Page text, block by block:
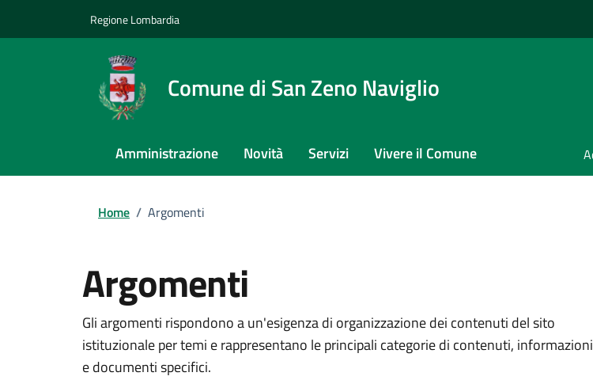
Regione Lombardia
Comune di San Zeno Naviglio
Amministrazione Novità Servizi Vivere il Comune
Home / Argomenti
Argomenti
Gli argomenti rispondono a un'esigenza di organizzazione dei contenuti del sito
istituzionale per temi e rappresentano le principali categorie di contenuti, informazioni
e documenti specifici.